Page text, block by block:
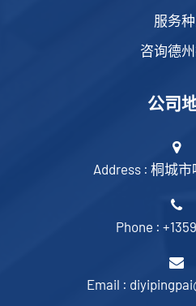
服务
咨询德
公司
Address : 桐城
Phone :
Email :